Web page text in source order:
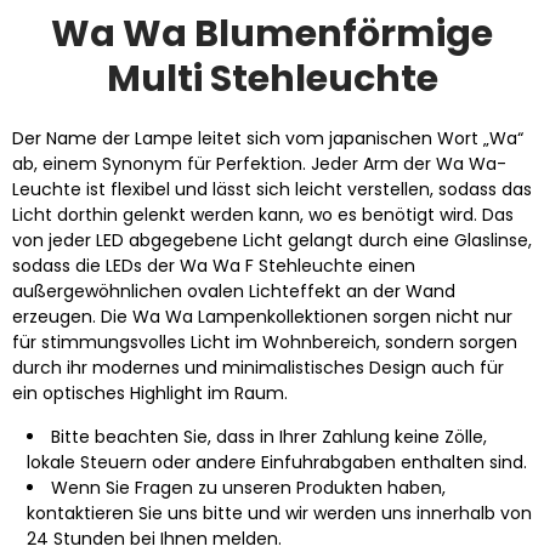
Wa Wa Blumenförmige
Multi Stehleuchte
Der Name der Lampe leitet sich vom japanischen Wort „Wa“
ab, einem Synonym für Perfektion. Jeder Arm der Wa Wa-
Leuchte ist flexibel und lässt sich leicht verstellen, sodass das
Licht dorthin gelenkt werden kann, wo es benötigt wird. Das
von jeder LED abgegebene Licht gelangt durch eine Glaslinse,
sodass die LEDs der Wa Wa F Stehleuchte einen
außergewöhnlichen ovalen Lichteffekt an der Wand
erzeugen. Die Wa Wa Lampenkollektionen sorgen nicht nur
für stimmungsvolles Licht im Wohnbereich, sondern sorgen
durch ihr modernes und minimalistisches Design auch für
ein optisches Highlight im Raum.
Bitte beachten Sie, dass in Ihrer Zahlung keine Zölle,
lokale Steuern oder andere Einfuhrabgaben enthalten sind.
Wenn Sie Fragen zu unseren Produkten haben,
kontaktieren Sie uns bitte und wir werden uns innerhalb von
24 Stunden bei Ihnen melden.